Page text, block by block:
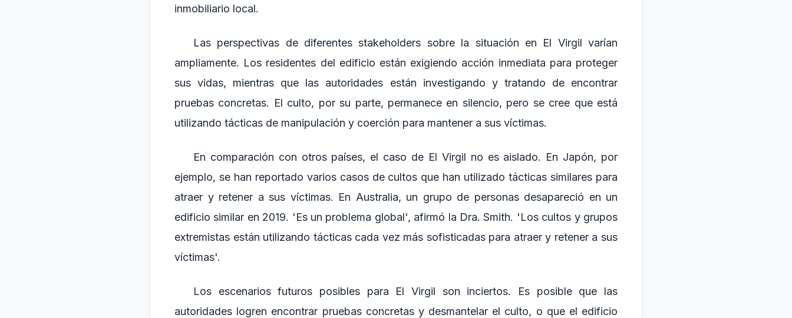
inmobiliario local.
Las perspectivas de diferentes stakeholders sobre la situación en El Virgil varían
ampliamente. Los residentes del edificio están exigiendo acción inmediata para proteger
sus vidas, mientras que las autoridades están investigando y tratando de encontrar
pruebas concretas. El culto, por su parte, permanece en silencio, pero se cree que está
utilizando tácticas de manipulación y coerción para mantener a sus víctimas.
En comparación con otros países, el caso de El Virgil no es aislado. En Japón, por
ejemplo, se han reportado varios casos de cultos que han utilizado tácticas similares para
atraer y retener a sus víctimas. En Australia, un grupo de personas desapareció en un
edificio similar en 2019. 'Es un problema global', afirmó la Dra. Smith. 'Los cultos y grupos
extremistas están utilizando tácticas cada vez más sofisticadas para atraer y retener a sus
víctimas'.
Los escenarios futuros posibles para El Virgil son inciertos. Es posible que las
autoridades logren encontrar pruebas concretas y desmantelar el culto, o que el edificio